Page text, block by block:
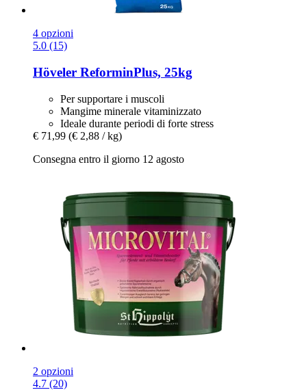
4 opzioni
5.0 (15)
Höveler ReforminPlus, 25kg
Per supportare i muscoli
Mangime minerale vitaminizzato
Ideale durante periodi di forte stress
€ 71,99 (€ 2,88 / kg)
Consegna entro il giorno 12 agosto
2 opzioni
4.7 (20)